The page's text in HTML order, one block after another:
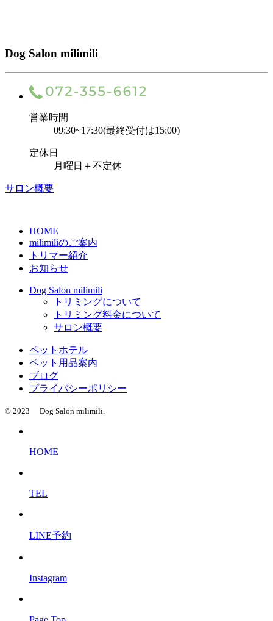
Dog Salon milimili
営業時間
09:30~17:30(最終受付は15:00)
定休日
月曜日＋不定休
サロン概要
HOME
milimiliのご案内
トリマー紹介
お知らせ
Dog Salon milimili
トリミングについて
トリミング料金について
サロン概要
ペットホテル
ペット用品案内
ブログ
プライバシーポリシー
© 2023 Dog Salon milimili.
HOME
TEL
LINE予約
Instagram